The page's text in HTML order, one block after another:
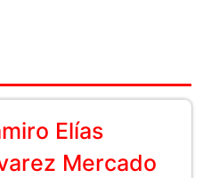
Elías
Mercado